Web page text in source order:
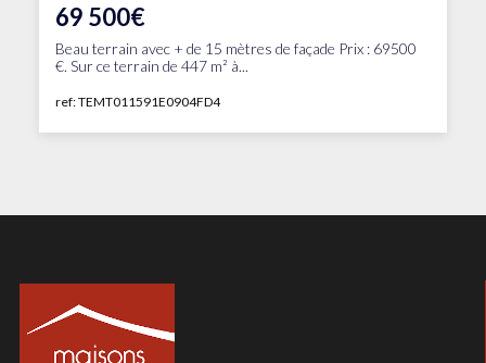
69 500€
Beau terrain avec + de 15 mètres de façade Prix : 69500
€. Sur ce terrain de 447 m² à...
ref: TEMT011591E0904FD4